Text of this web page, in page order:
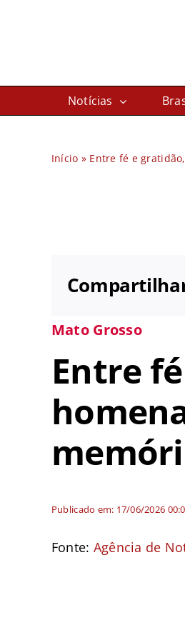
Notícias
Início » Entre fé e
Mato Grosso
Entre
Publicado em: 17/06/2026
Fonte: Agência de